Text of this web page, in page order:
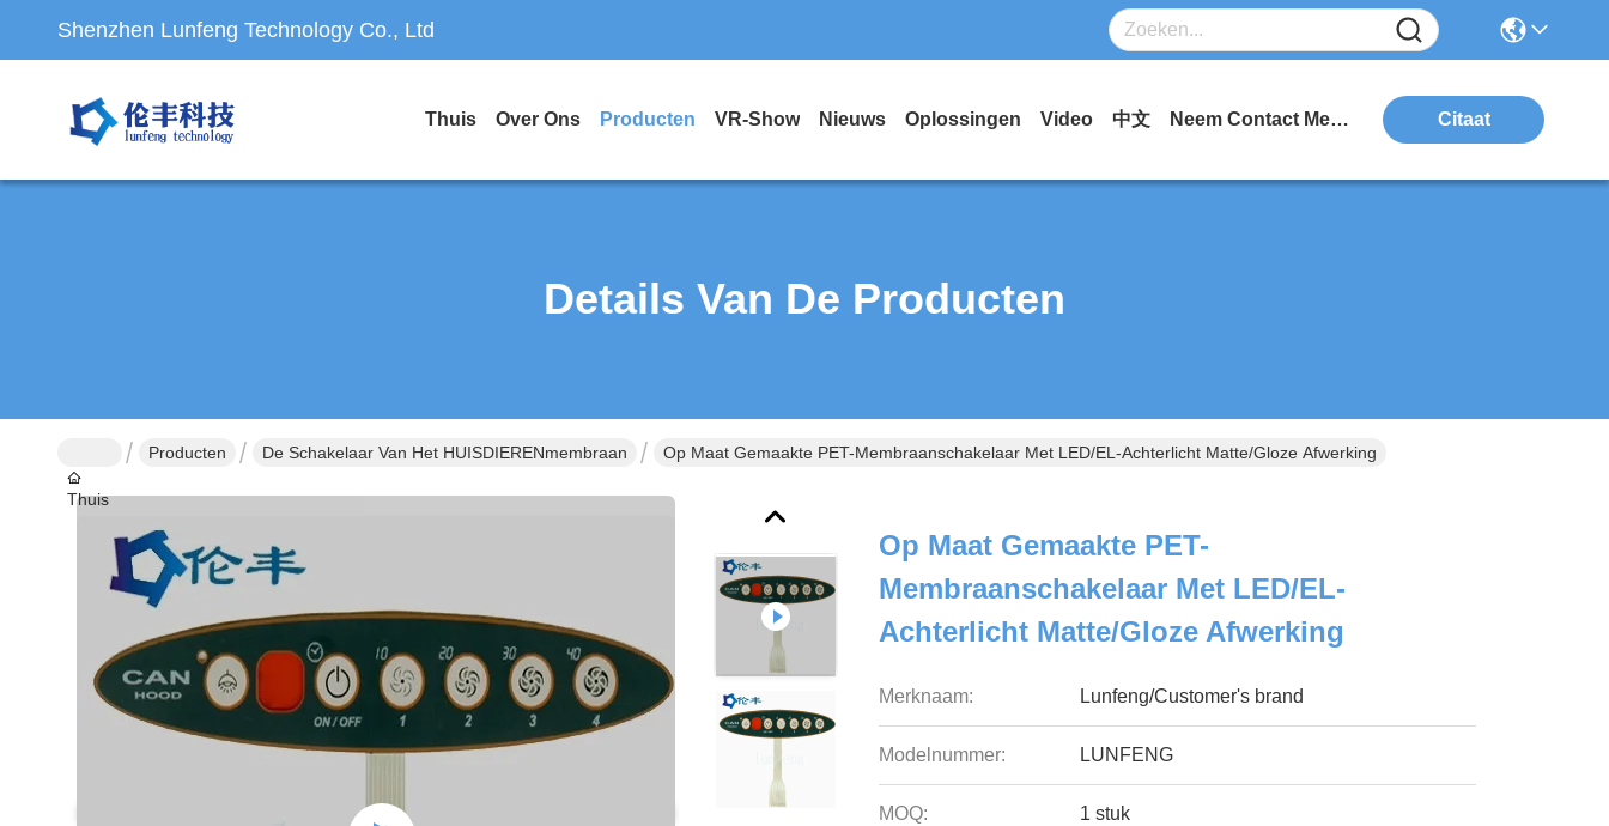
Shenzhen Lunfeng Technology Co., Ltd
Thuis Over Ons Producten VR-Show Nieuws Oplossingen Video 中文 Neem Contact Met Ons Op. Citaat
Details Van De Producten
Thuis
Producten De Schakelaar Van Het HUISDIERENmembraan Op Maat Gemaakte PET-Membraanschakelaar Met LED/EL-Achterlicht Matte/Gloze Afwerking
Op Maat Gemaakte PET-
Membraanschakelaar Met LED/EL-
Achterlicht Matte/Gloze Afwerking
Merknaam: Lunfeng/Customer's brand
Modelnummer: LUNFENG
MOQ: 1 stuk